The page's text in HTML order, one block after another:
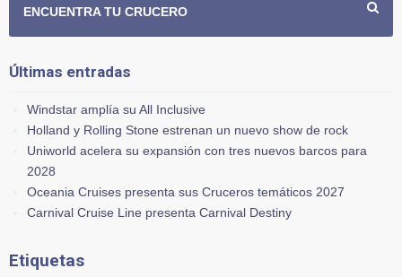
ENCUENTRA TU CRUCERO
Últimas entradas
Windstar amplía su All Inclusive
Holland y Rolling Stone estrenan un nuevo show de rock
Uniworld acelera su expansión con tres nuevos barcos para
2028
Oceania Cruises presenta sus Cruceros temáticos 2027
Carnival Cruise Line presenta Carnival Destiny
Etiquetas